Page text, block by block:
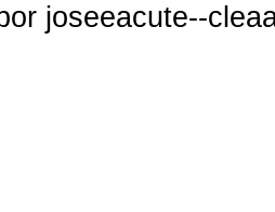
joseeacute--